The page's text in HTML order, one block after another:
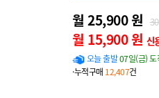
월 25,900 원
월 15,900 원 신
오늘 출발07일(금) 도
·누적구매 12,407건